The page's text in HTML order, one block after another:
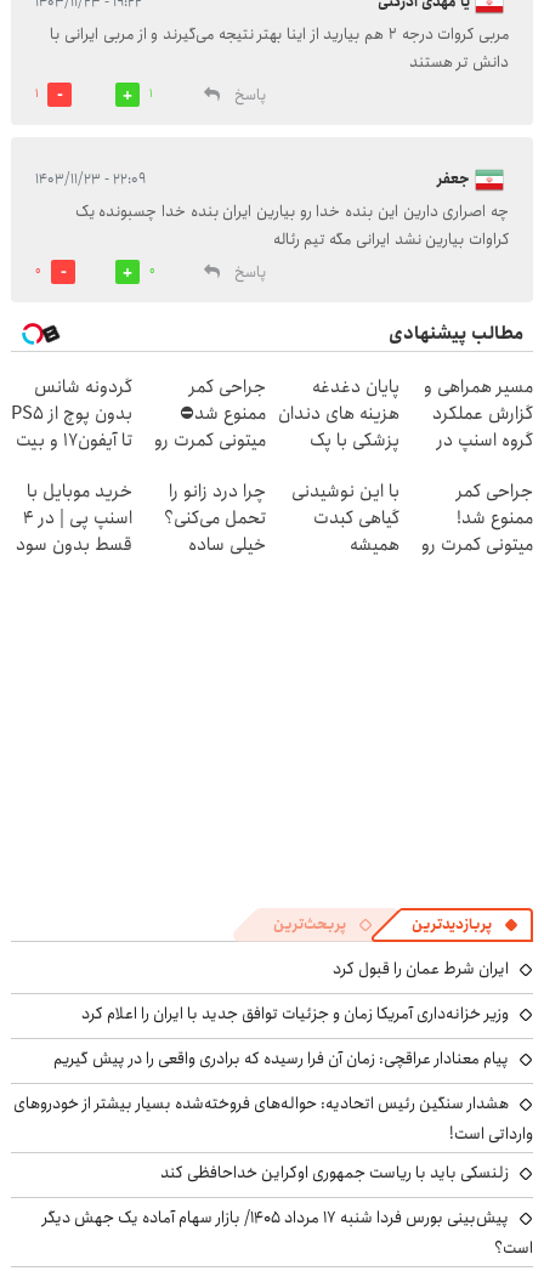
مربی کروات درجه ۲ هم بیارید از اینا بهتر نتیجه می‌گیرند و از مربی ایرانی با
دانش تر هستند
پاسخ
1
1
جعفر ۲۲:۰۹ - ۱۴۰۳/۱۱/۲۳
چه اصراری دارین این بنده خدا رو بیارین ایران بنده خدا چسبونده یک
کراوات بیارین نشد ایرانی مگه تیم رئاله
پاسخ
0
0
مطالب پیشنهادی
مسیر همراهی و
گزارش عملکرد
گروه اسنپ در
پایان دغدغه
هزینه های دندان
پزشکی با پک
خانگی
جراحی کمر
ممنوع شد⛔
میتونی کمرت رو
کنی! 👈🏻
پرسش‌نامه
گردونه شانس
بدون پوچ از PS5
تا آیفون17 و بیت
جراحی کمر
ممنوع شد!
میتونی کمرت رو
با این نوشیدنی
گیاهی کبدت
همیشه
چرا درد زانو را
تحمل می‌کنی؟
خیلی ساده
خرید موبایل با
اسنپ پی | در ۴
قسط بدون سود
پربازدیدترین پربحث‌ترین
ایران شرط عمان را قبول کرد
وزیر خزانه‌داری آمریکا زمان و جزئیات توافق جدید با ایران را اعلام کرد
پیام معنادار عراقچی: زمان آن فرا رسیده که برادری واقعی را در پیش گیریم
هشدار سنگین رئیس اتحادیه: حواله‌های فروخته‌شده بسیار بیشتر از خودروهای
وارداتی است!
زلنسکی باید با ریاست جمهوری اوکراین خداحافظی کند
پیش‌بینی بورس فردا شنبه ۱۷ مرداد ۱۴۰۵/ بازار سهام آماده یک جهش دیگر
است؟